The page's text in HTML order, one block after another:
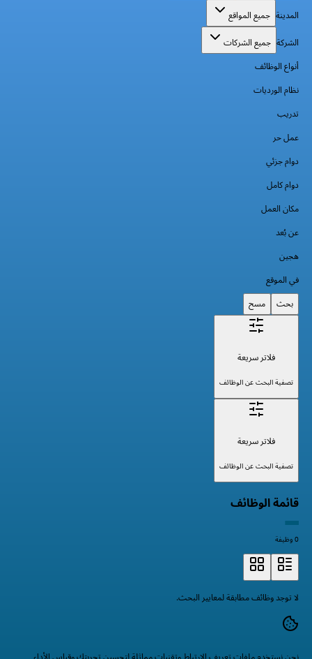
المدينة جميع المواقع
الشركة جميع الشركات
أنواع الوظائف
نظام الورديات
تدريب
عمل حر
دوام جزئي
دوام كامل
مكان العمل
عن بُعد
هجين
في الموقع
بحث
مسح
فلاتر سريعة
تصفية البحث عن الوظائف
فلاتر سريعة
تصفية البحث عن الوظائف
قائمة الوظائف
0 وظيفة
لا توجد وظائف مطابقة لمعايير البحث.